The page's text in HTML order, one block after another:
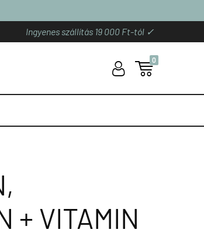
Ingyenes szállítás 19 000 Ft-tól ✓
U 
0
+ VITAMIN